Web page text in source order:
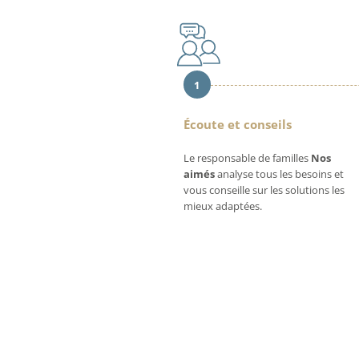
1
Écoute et conseils
Le responsable de familles Nos
aimésanalyse tous les besoins et
vous conseille sur les solutions les
mieux adaptées.